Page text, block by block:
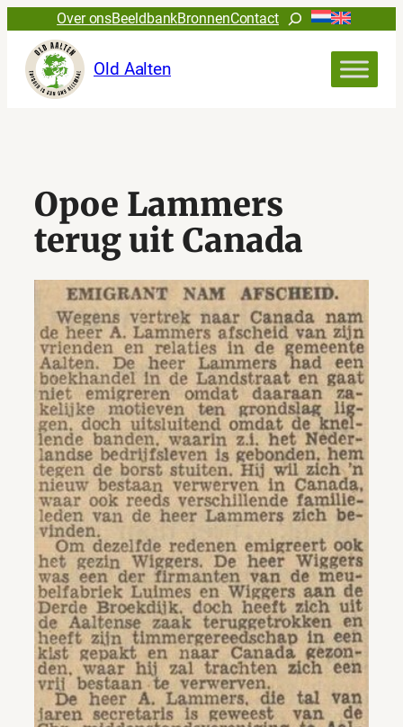
naar
inhoud
Over onsBeeldbankBronnenContactZoeken
Old Aalten
Opoe Lammers
terug uit Canada